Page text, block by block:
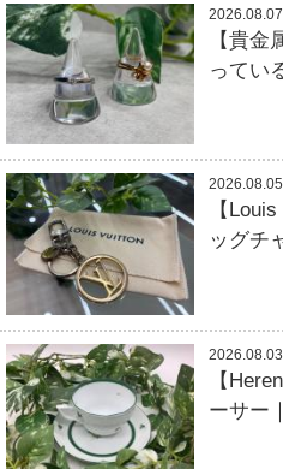
2026.08.07
【貴
ってい
2026.08.05
【
ッグチ
2026.08.03
【
ーサー